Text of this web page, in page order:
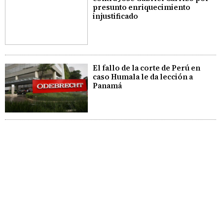
presunto enriquecimiento
injustificado
El fallo de la corte de Perú en
caso Humala le da lección a
Panamá